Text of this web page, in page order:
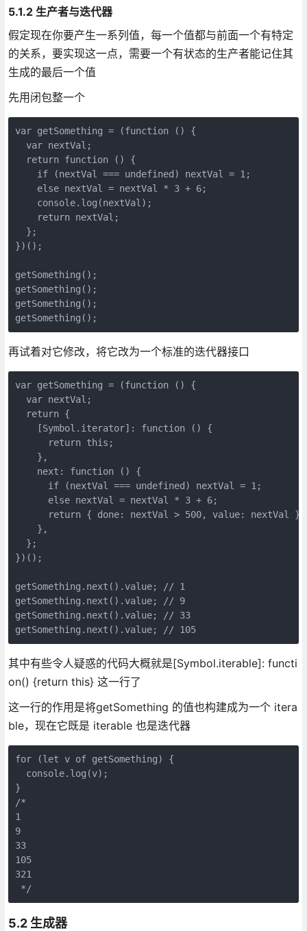
5.1.2 生产者与迭代器
假定现在你要产生一系列值，每一个值都与前面一个有特定
的关系，要实现这一点，需要一个有状态的生产者能记住其
生成的最后一个值
先用闭包整一个
var getSomething = (function () {
var nextVal;
return function () {
if (nextVal === undefined) nextVal = 1;
else nextVal = nextVal * 3 + 6;
console.log(nextVal);
return nextVal;
};
})();
getSomething();
getSomething();
getSomething();
getSomething();
再试着对它修改，将它改为一个标准的迭代器接口
var getSomething = (function () {
var nextVal;
return {
[Symbol.iterator]: function () {
return this;
},
next: function () {
if (nextVal === undefined) nextVal = 1;
else nextVal = nextVal * 3 + 6;
return { done: nextVal > 500, value: nextVal };
},
};
})();
getSomething.next().value; // 1
getSomething.next().value; // 9
getSomething.next().value; // 33
getSomething.next().value; // 105
其中有些令人疑惑的代码大概就是[Symbol.iterable]: functi
on() {return this} 这一行了
这一行的作用是将getSomething 的值也构建成为一个 itera
ble，现在它既是 iterable 也是迭代器
for (let v of getSomething) {
console.log(v);
}
/*
1
9
33
105
321
*/
5.2 生成器